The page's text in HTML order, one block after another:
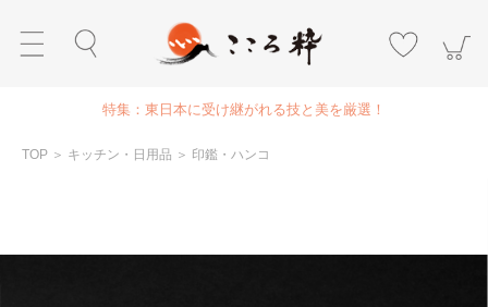
特集：東日本に受け継がれる技と美を厳選！
TOP ＞ キッチン・日用品 ＞ 印鑑・ハンコ